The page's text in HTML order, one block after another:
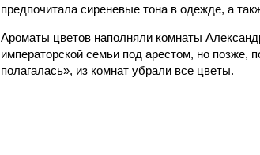
предпочитала сиреневые тона в одежде, а
Ароматы цветов наполняли комнаты
императорской семьи под арестом, но позже,
полагалась», из комнат убрали все цветы.